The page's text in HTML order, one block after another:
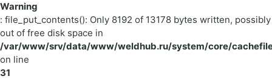
Warning
: file_put_contents(): Only 8192 of 13178 bytes written, possibly
out of free disk space in
/var/www/srv/data/www/weldhub.ru/system/core/
on line
31